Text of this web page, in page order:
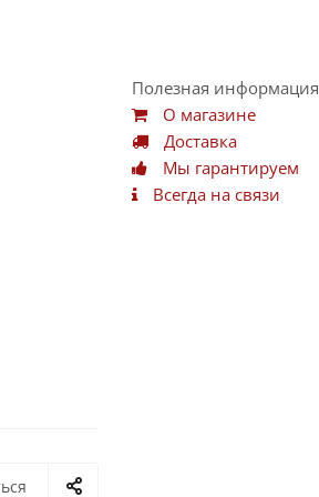
Полезная информация
О магазине
Доставка
Мы гарантируем
Всегда на связи